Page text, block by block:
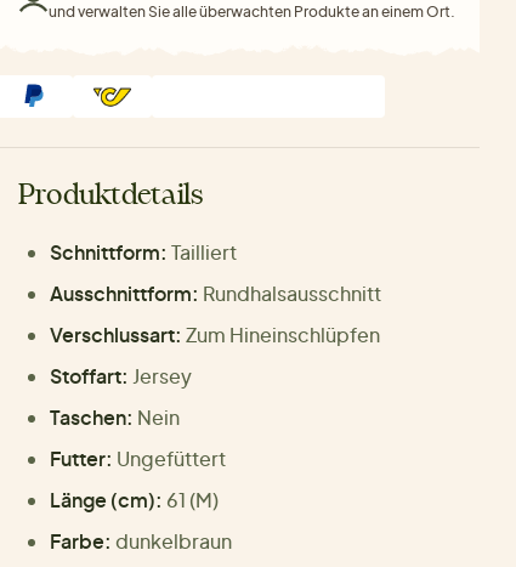
und verwalten Sie alle überwachten Produkte an einem Ort.
Produktdetails
Schnittform: Tailliert
Ausschnittform: Rundhalsausschnitt
Verschlussart: Zum Hineinschlüpfen
Stoffart: Jersey
Taschen: Nein
Futter: Ungefüttert
Länge (cm): 61 (M)
Farbe: dunkelbraun